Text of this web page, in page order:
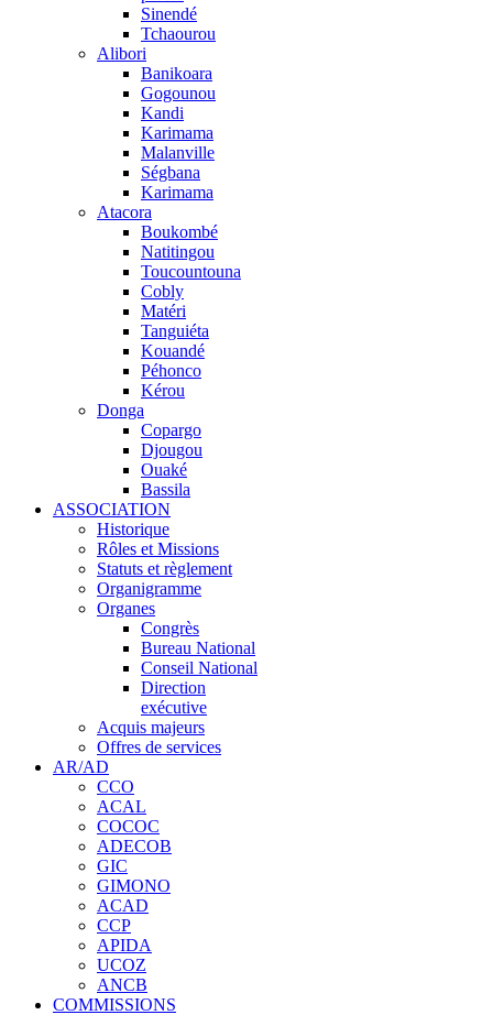
Sinendé
Tchaourou
Alibori
Banikoara
Gogounou
Kandi
Karimama
Malanville
Ségbana
Karimama
Atacora
Boukombé
Natitingou
Toucountouna
Cobly
Matéri
Tanguiéta
Kouandé
Péhonco
Kérou
Donga
Copargo
Djougou
Ouaké
Bassila
ASSOCIATION
Historique
Rôles et Missions
Statuts et règlement
Organigramme
Organes
Congrès
Bureau National
Conseil National
Direction
exécutive
Acquis majeurs
Offres de services
AR/AD
CCO
ACAL
COCOC
ADECOB
GIC
GIMONO
ACAD
CCP
APIDA
UCOZ
ANCB
COMMISSIONS